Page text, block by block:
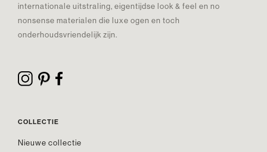
internationale uitstraling, eigentijdse look & feel en no
nonsense materialen die luxe ogen en toch
onderhoudsvriendelijk zijn.
COLLECTIE
Nieuwe collectie